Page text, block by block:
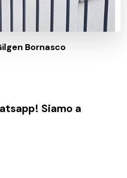
Bornasco
Siamo a